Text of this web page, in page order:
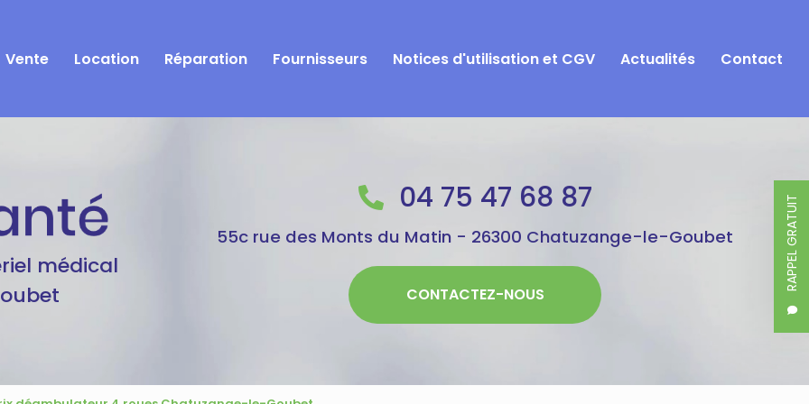
RAPPEL GRATUIT
Vente Location Réparation Fournisseurs Notices d'utilisation et CGV Actualités Contact
médical
04 75 47 68 87
55c rue des Monts du Matin - 26300 Chatuzange-le-Goubet
CONTACTEZ-NOUS